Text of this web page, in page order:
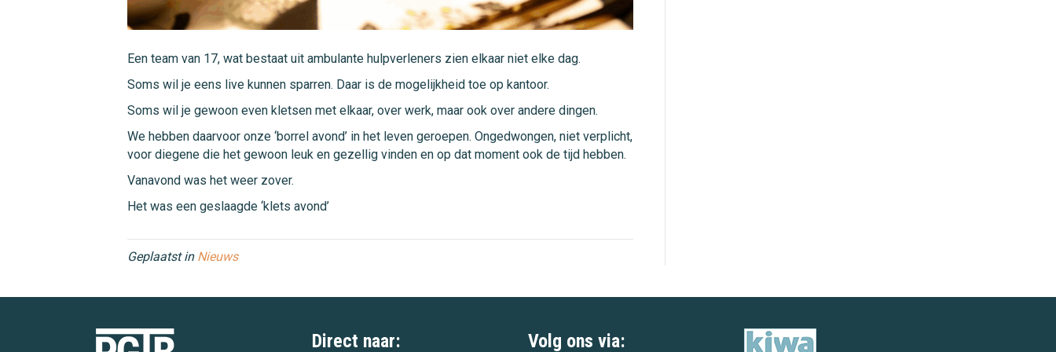
Een team van 17, wat bestaat uit ambulante hulpverleners zien elkaar niet elke dag.
Soms wil je eens live kunnen sparren. Daar is de mogelijkheid toe op kantoor.
Soms wil je gewoon even kletsen met elkaar, over werk, maar ook over andere dingen.
We hebben daarvoor onze ‘borrel avond’ in het leven geroepen. Ongedwongen, niet verplicht,
voor diegene die het gewoon leuk en gezellig vinden en op dat moment ook de tijd hebben.
Vanavond was het weer zover.
Het was een geslaagde ‘klets avond’
Geplaatst in Nieuws
Direct naar: Volg ons via: